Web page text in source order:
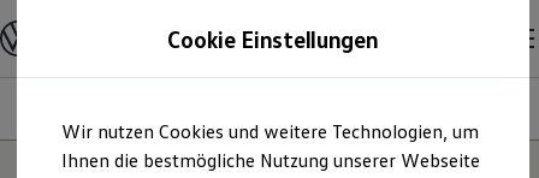
Hauptinhalt
springen
Footer
springen
Modelle und Konfigurator
Konfigurator
Modelle vergleichen
Elektroautos
ENERGY Sondermodelle
Cookie Einstellungen
Wir nutzen Cookies und weitere Technologien, um
Ihnen die bestmögliche Nutzung unserer Webseite